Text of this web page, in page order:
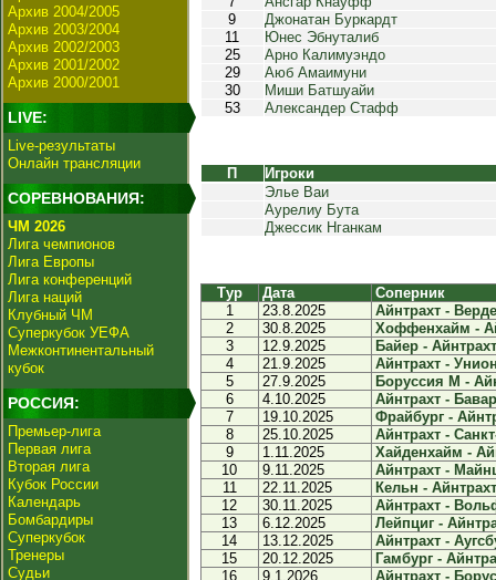
Архив 2004/2005
Архив 2003/2004
Архив 2002/2003
Архив 2001/2002
Архив 2000/2001
LIVE:
Live-результаты
Онлайн трансляции
СОРЕВНОВАНИЯ:
ЧМ 2026
Лига чемпионов
Лига Европы
Лига конференций
Лига наций
Клубный ЧМ
Суперкубок УЕФА
Межконтинентальный
кубок
РОССИЯ:
Премьер-лига
Первая лига
Вторая лига
Кубок России
Календарь
Бомбардиры
Суперкубок
Тренеры
Судьи
9
Джонатан Буркардт
11
Юнес Эбнуталиб
25
Арно Калимуэндо
29
Аюб Амаимуни
30
Миши Батшуайи
53
Александер Стафф
П
Игроки
Элье Ваи
Аурелиу Бута
Джессик Нганкам
Тур Дата
Соперник
1
23.8.2025
Айнтрахт -
2
30.8.2025
Хоффенхайм -
3
12.9.2025
Байер -
4
21.9.2025
Айнтрахт -
5
27.9.2025
Боруссия М -
6
4.10.2025
Айнтрахт -
7
19.10.2025
Фрайбург -
8
25.10.2025
Айнтрахт -
9
1.11.2025
Хайденхайм -
10
9.11.2025
Айнтрахт -
11
22.11.2025
Кельн -
12
30.11.2025
Айнтрахт -
13
6.12.2025
Лейпциг -
14
13.12.2025
Айнтрахт -
15
20.12.2025
Гамбург -
16
9.1.2026
Айнтрахт -